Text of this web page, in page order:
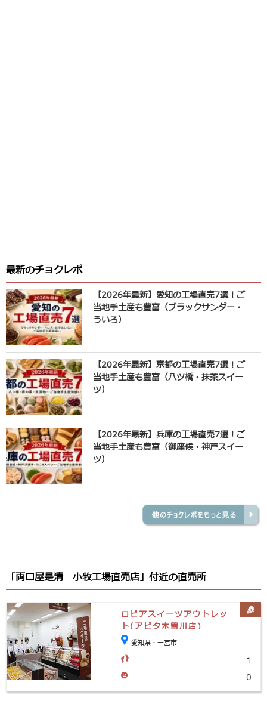
最新のチョクレポ
【2026年最新】愛知の工場直売7選！ご
当地手土産も豊富（ブラックサンダー・
ういろ）
【2026年最新】京都の工場直売7選！ご
当地手土産も豊富（八ツ橋・抹茶スイー
ツ）
【2026年最新】兵庫の工場直売7選！ご
当地手土産も豊富（御座候・神戸スイー
ツ）
「両口屋是清 小牧工場直売店」付近の直売所
ロピアスイーツアウトレッ
ト(アピタ木曽川店)
愛知県・一宮市
1
0